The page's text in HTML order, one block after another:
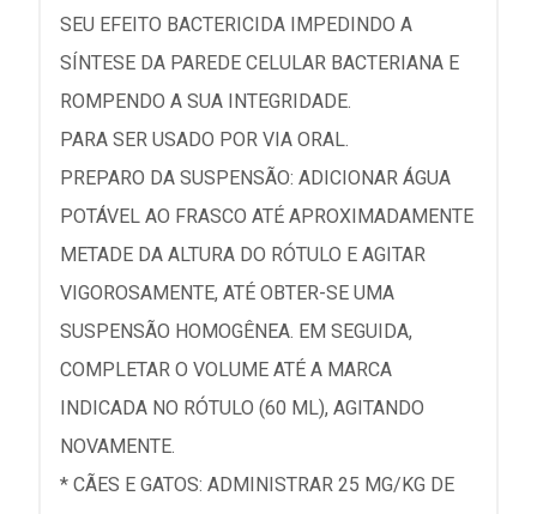
SEU EFEITO BACTERICIDA IMPEDINDO A
SÍNTESE DA PAREDE CELULAR BACTERIANA E
ROMPENDO A SUA INTEGRIDADE.
PARA SER USADO POR VIA ORAL.
PREPARO DA SUSPENSÃO: ADICIONAR ÁGUA
POTÁVEL AO FRASCO ATÉ APROXIMADAMENTE
METADE DA ALTURA DO RÓTULO E AGITAR
VIGOROSAMENTE, ATÉ OBTER-SE UMA
SUSPENSÃO HOMOGÊNEA. EM SEGUIDA,
COMPLETAR O VOLUME ATÉ A MARCA
INDICADA NO RÓTULO (60 ML), AGITANDO
NOVAMENTE.
* CÃES E GATOS: ADMINISTRAR 25 MG/KG DE